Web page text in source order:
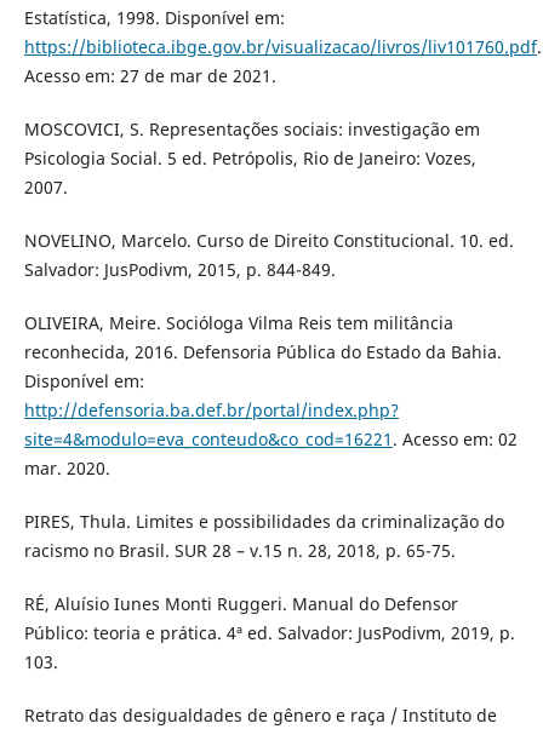
Estatística, 1998. Disponível em:
https://biblioteca.ibge.gov.br/visualizacao/livros/liv101760.pdf.
Acesso em: 27 de mar de 2021.
MOSCOVICI, S. Representações sociais: investigação em
Psicologia Social. 5 ed. Petrópolis, Rio de Janeiro: Vozes,
2007.
NOVELINO, Marcelo. Curso de Direito Constitucional. 10. ed.
Salvador: JusPodivm, 2015, p. 844-849.
OLIVEIRA, Meire. Socióloga Vilma Reis tem militância
reconhecida, 2016. Defensoria Pública do Estado da Bahia.
Disponível em:
http://defensoria.ba.def.br/portal/index.php?
site=4&modulo=eva_conteudo&co_cod=16221 . Acesso em: 02
mar. 2020.
PIRES, Thula. Limites e possibilidades da criminalização do
racismo no Brasil. SUR 28 – v.15 n. 28, 2018, p. 65-75.
RÉ, Aluísio Iunes Monti Ruggeri. Manual do Defensor
Público: teoria e prática. 4ª ed. Salvador: JusPodivm, 2019, p.
103.
Retrato das desigualdades de gênero e raça / Instituto de